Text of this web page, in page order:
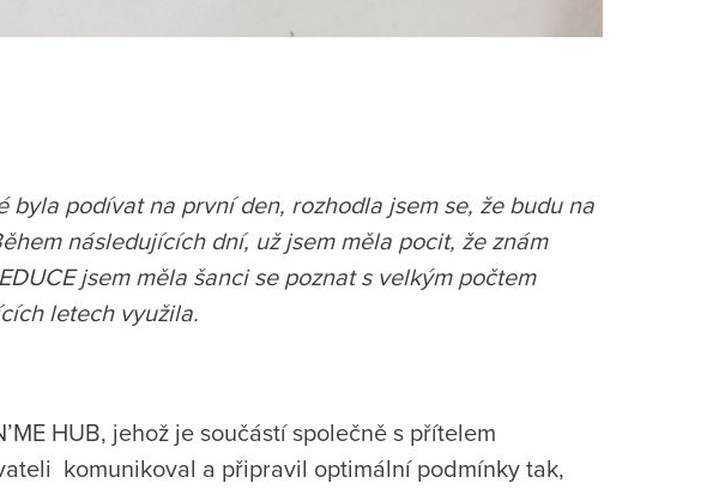
podívat na první den, rozhodla jsem se, že budu na
následujících dní, už jsem měla pocit, že znám
jsem měla šanci se poznat s velkým počtem
letech využila.
HUB, jehož je součástí společně s přítelem
komunikoval a připravil optimální podmínky tak,